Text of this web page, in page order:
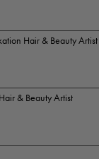
Hair & Beauty Artist
& Beauty Artist